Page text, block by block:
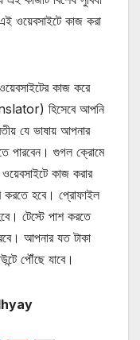
ওয়েবসাইটে কাজ করা
কাজ করে
হিসেবে আপনি
যে ভাষায় আপনার
পারবেন। গুগল ক্রোমে
কাজ করার
করতে হবে। প্রোফাইল
টেস্টে পাশ করতে
আপনার যত টাকা
পৌঁছে যাবে।